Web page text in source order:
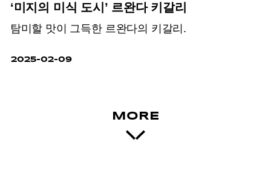
‘미지의 미식 도시’ 르완다 키갈리
탐미할 맛이 그득한 르완다의 키갈리.
2025-02-09
MORE